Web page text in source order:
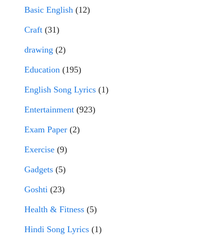
Basic English (12)
Craft (31)
drawing (2)
Education (195)
English Song Lyrics (1)
Entertainment (923)
Exam Paper (2)
Exercise (9)
Gadgets (5)
Goshti (23)
Health & Fitness (5)
Hindi Song Lyrics (1)